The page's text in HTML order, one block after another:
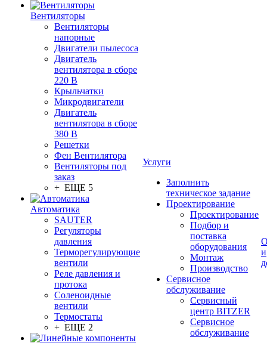
Вентиляторы
Вентиляторы
напорные
Двигатели пылесоса
Двигатель
вентилятора в сборе
220 В
Крыльчатки
Микродвигатели
Двигатель
вентилятора в сборе
380 В
Решетки
Фен Вентилятора
Вентиляторы под
заказ
+ ЕЩЕ 5
Автоматика
SAUTER
Регуляторы
давления
Терморегулирующие
вентили
Реле давления и
протока
Соленоидные
вентили
Термостаты
+ ЕЩЕ 2
Услуги
Заполнить
техническое задание
Проектирование
Проектирование
Подбор и
поставка
оборудования
Монтаж
Производство
Сервисное
обслуживание
Сервисный
центр BITZER
Сервисное
обслуживание
и